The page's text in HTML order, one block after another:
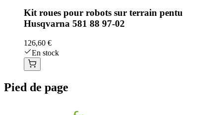
Kit roues pour robots sur terrain pentu
Husqvarna 581 88 97-02
126,60 €
En stock
Pied de page